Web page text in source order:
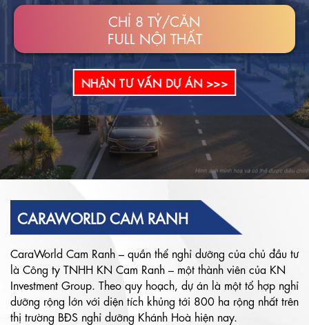
CHỈ 8 TỶ/CĂN
FULL NỘI THẤT
NHẬN TƯ VẤN DỰ ÁN >>>
CARAWORLD CAM RANH
CaraWorld Cam Ranh – quần thể nghỉ dưỡng của chủ đầu tư
là Công ty TNHH KN Cam Ranh – một thành viên của KN
Investment Group. Theo quy hoạch, dự án là một tổ hợp nghỉ
dưỡng rộng lớn với diện tích khủng tới 800 ha rộng nhất trên
thị trường BĐS nghỉ dưỡng Khánh Hoà hiện nay.